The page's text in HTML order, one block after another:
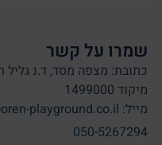
שמרו על קשר
כתובת: מצפה מסד, ד.נ גליל
מיקוד 1499000
מייל: info@oren-playground.co.il
050-5267294